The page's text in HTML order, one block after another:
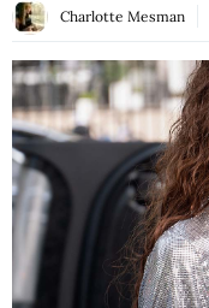
Charlotte Mesman